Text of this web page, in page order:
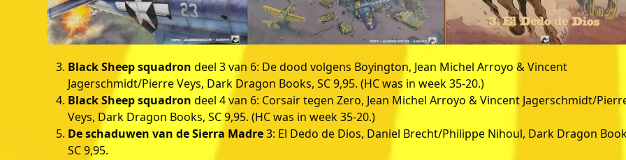
Black Sheep squadron deel 3 van 6: De dood volgens Boyington, Jean Michel Arroyo & Vincent
Jagerschmidt/Pierre Veys, Dark Dragon Books, SC 9,95. (HC was in week 35-20.)
Black Sheep squadron deel 4 van 6: Corsair tegen Zero, Jean Michel Arroyo & Vincent Jagerschmidt/
Veys, Dark Dragon Books, SC 9,95. (HC was in week 35-20.)
De schaduwen van de Sierra Madre3: El Dedo de Dios, Daniel Brecht/Philippe Nihoul, Dark Dragon
SC 9,95.